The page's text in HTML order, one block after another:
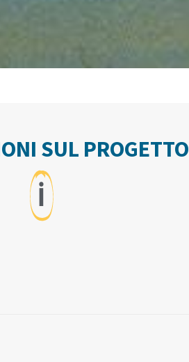
SUL PROGETTO
ℹ️